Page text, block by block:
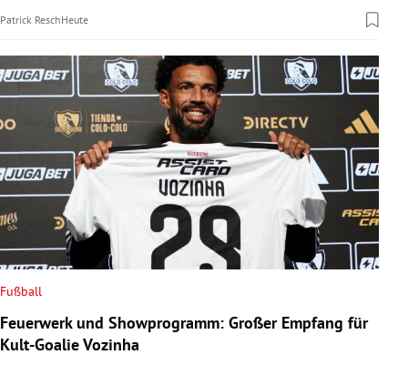
Patrick ReschHeute
Fußball
Feuerwerk und Showprogramm: Großer Empfang für
Kult-Goalie Vozinha